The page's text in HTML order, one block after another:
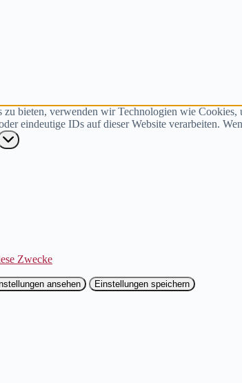
bieten, verwenden wir Technologien wie
eindeutige IDs auf dieser Website verarbeiten.
Zwecke
ansehen Einstellungen speichern